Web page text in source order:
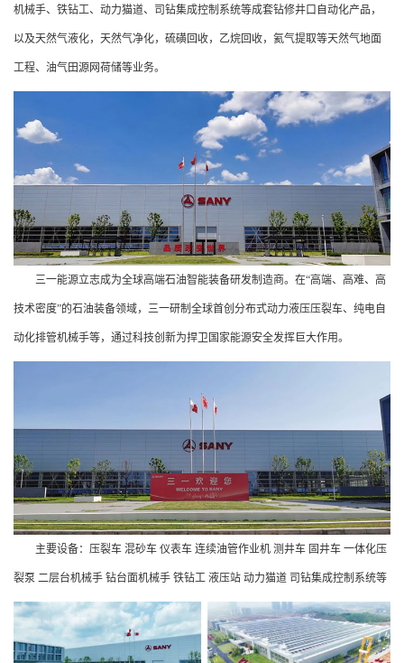
机械手、铁钻工、动力猫道、司钻集成控制系统等成套钻修井口自动化产品，
以及天然气液化，天然气净化，硫磺回收，乙烷回收，氦气提取等天然气地面
工程、油气田源网荷储等业务。
三一能源立志成为全球高端石油智能装备研发制造商。在“高端、高难、高
技术密度”的石油装备领域，三一研制全球首创分布式动力液压压裂车、纯电自
动化排管机械手等，通过科技创新为捍卫国家能源安全发挥巨大作用。
主要设备：压裂车 混砂车 仪表车 连续油管作业机 测井车 固井车 一体化压
裂泵 二层台机械手 钻台面机械手 铁钻工 液压站 动力猫道 司钻集成控制系统等